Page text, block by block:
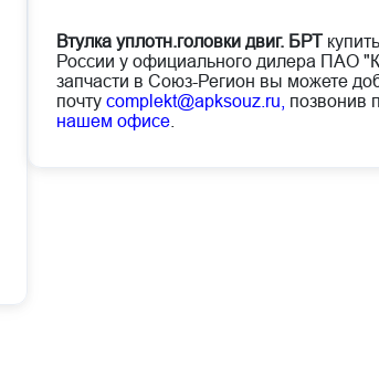
Втулка уплотн.головки двиг. БРТ
России у официального дилера ПАО
запчасти в Союз-Регион вы можете
почту complekt@apksouz.ru, позвонив
нашем офисе